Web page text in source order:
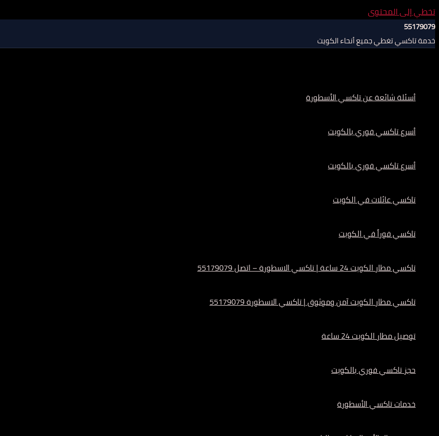
تخطي إلى المحتوى
55179079
خدمة تاكسي تغطي جميع أنحاء الكويت
أسئلة شائعة عن تاكسي الأسطورة
أسرع تاكسي فوري بالكويت
أسرع تاكسي فوري بالكويت
تاكسي عائلات في الكويت
تاكسي فوراً في الكويت
تاكسي مطار الكويت 24 ساعة | تاكسي الاسطورة – اتصل 55179079
تاكسي مطار الكويت آمن وموثوق | تاكسي الاسطورة 55179079
توصيل مطار الكويت 24 ساعة
حجز تاكسي فوري بالكويت
خدمات تاكسي الأسطورة